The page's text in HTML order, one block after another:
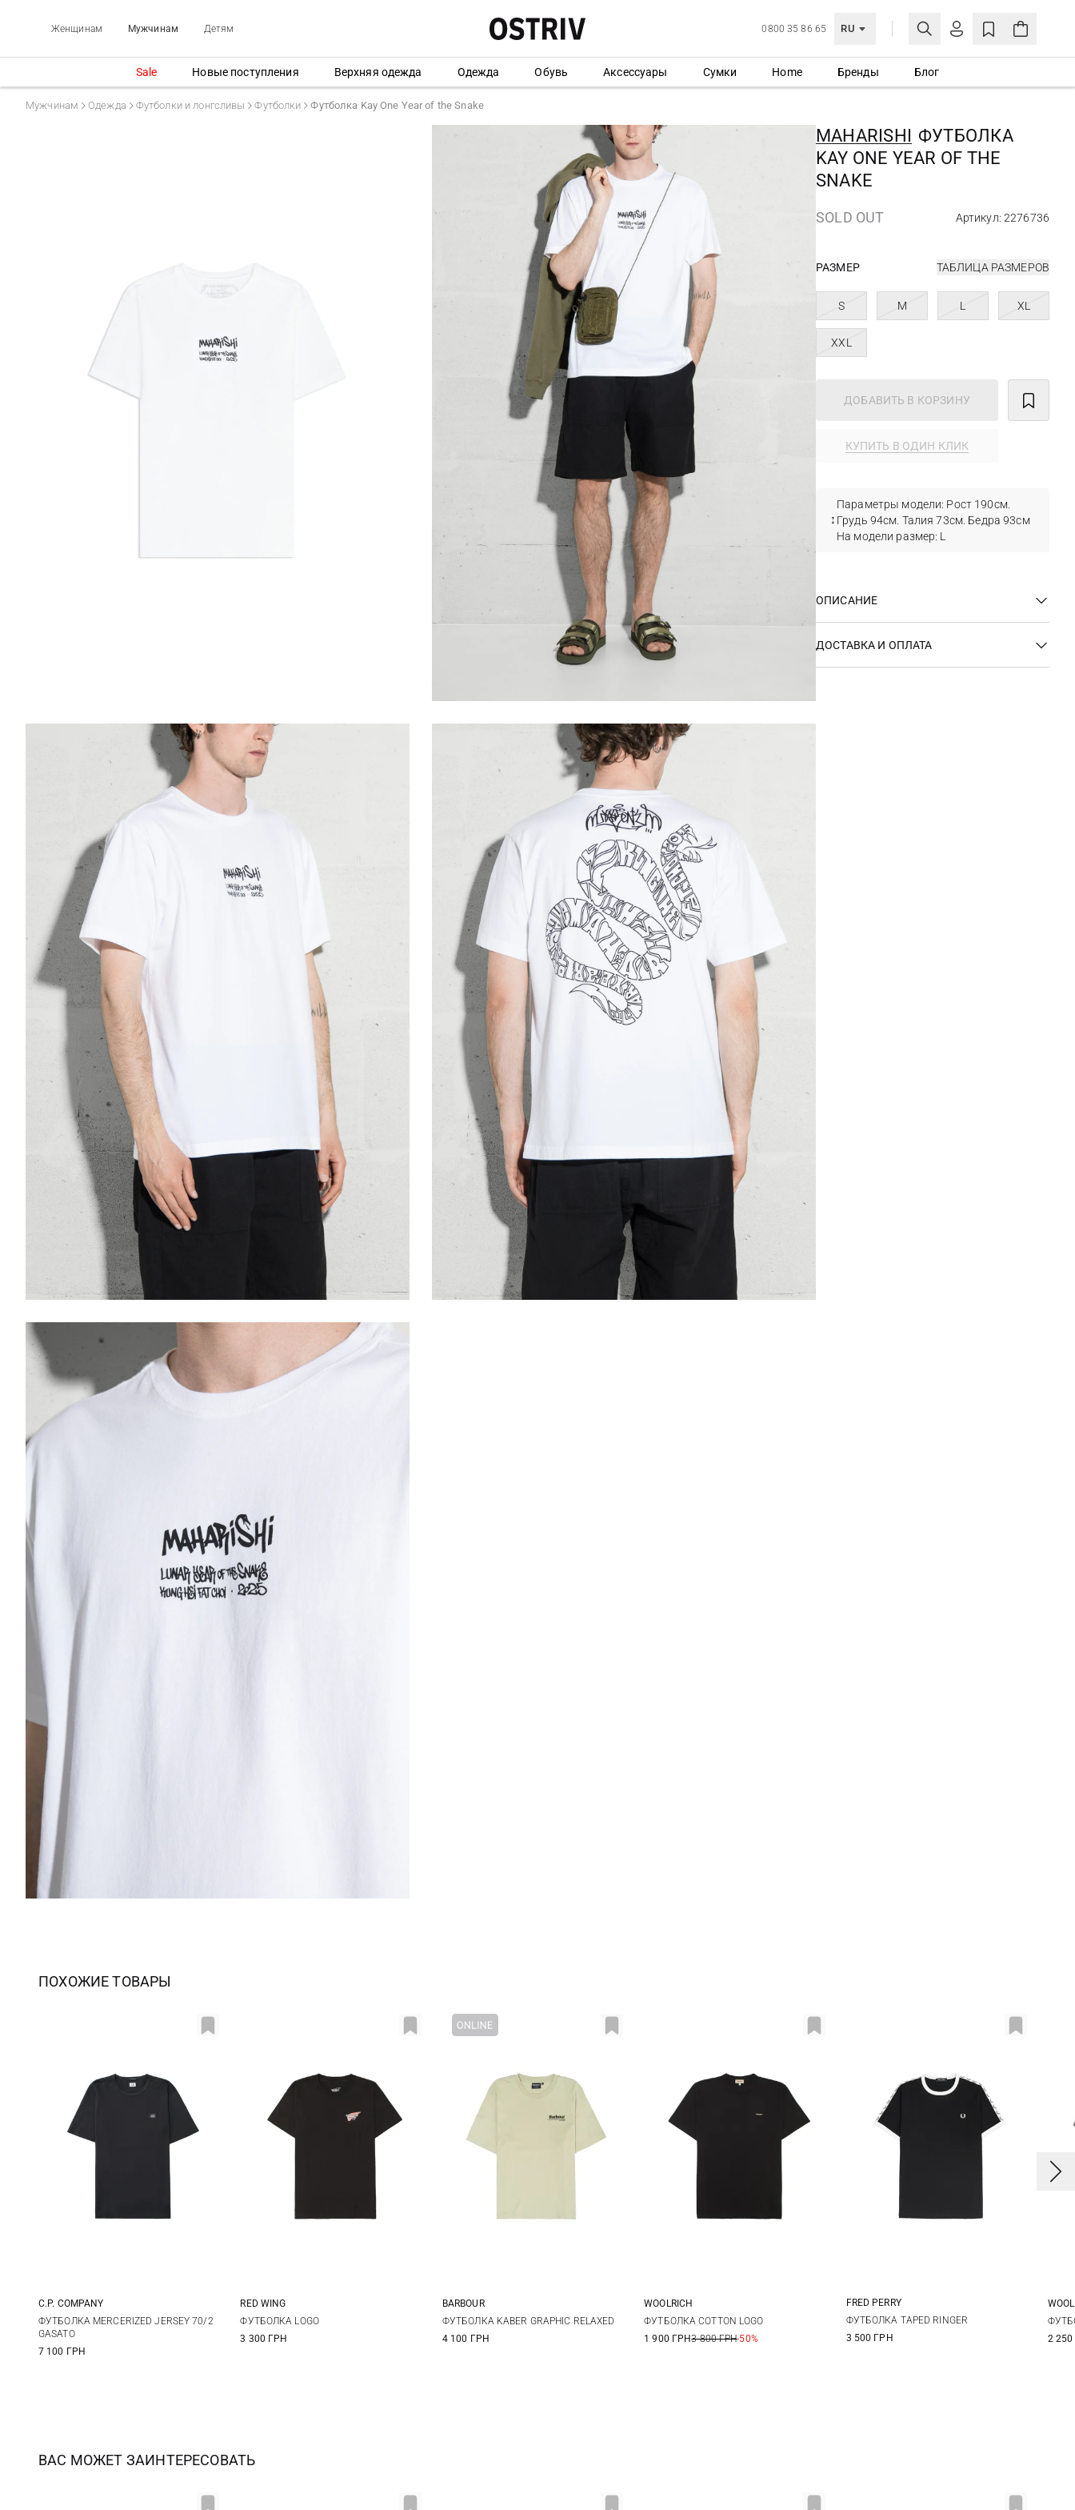
Женщинам Мужчинам Детям 0800 35 86 65 RU
ЛИЧНЫЙ КАБИНЕТ
Еще не зарегистрированы?
СОЗДАТЬ УЧЕТНУЮ ЗАПИСЬ
Sale Новые поступления Верхняя одежда Одежда Обувь Аксессуары Сумки Home Бренды Блог
Мужчинам Одежда Футболки и лонгсливы Футболки Футболка Kay One Year of the Snake
MAHARISHI ФУТБОЛКА
KAY ONE YEAR OF THE
SNAKE
SOLD OUT Артикул: 2276736
РАЗМЕР ТАБЛИЦА РАЗМЕРОВ
S M L XL
XXL
ДОБАВИТЬ В КОРЗИНУ
КУПИТЬ В ОДИН КЛИК
Параметры модели: Рост 190см.
Грудь 94см. Талия 73см. Бедра 93см
На модели размер: L
ОПИСАНИЕ
ДОСТАВКА И ОПЛАТА
ПОХОЖИЕ ТОВАРЫ
M L XL
C.P. COMPANY
ФУТБОЛКА MERCERIZED JERSEY 70/2
GASATO
7 100 ГРН
M L
RED WING
ФУТБОЛКА LOGO
3 300 ГРН
S M L XL
BARBOUR
ФУТБОЛКА KABER GRAPHIC RELAXED
4 100 ГРН
M L XL
WOOLRICH
ФУТБОЛКА COTTON LOGO
1 900 ГРН3 800 ГРН-50%
S M L
FRED PERRY
ФУТБОЛКА TAPED RINGER
3 500 ГРН
M
2
ВАС МОЖЕТ ЗАИНТЕРЕСОВАТЬ